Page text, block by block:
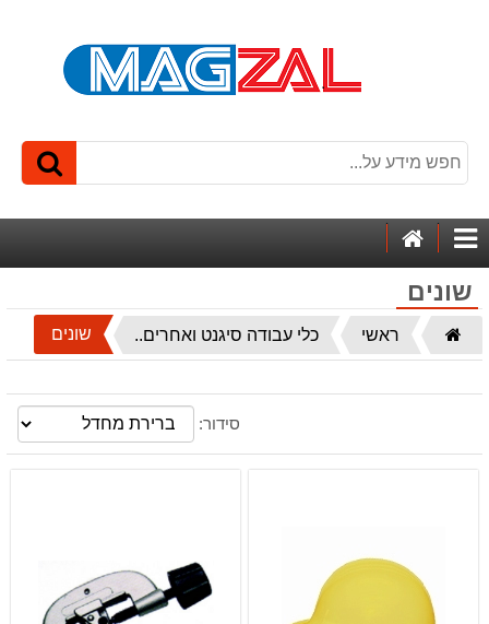
קטגוריותהבית
שונים
דף
הבית
ראשי כלי עבודה סיגנט ואחרים.. שונים
סידור: